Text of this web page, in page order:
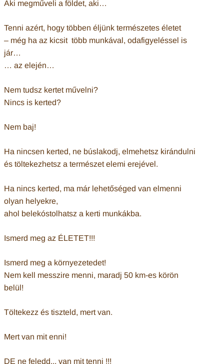
Aki megműveli a földet, aki…
Tenni azért, hogy többen éljünk természetes életet
– még ha az kicsit több munkával, odafigyeléssel is
jár…
… az elején…
Nem tudsz kertet művelni?
Nincs is kerted?
Nem baj!
Ha nincsen kerted, ne búslakodj, elmehetsz kirándulni
és töltekezhetsz a természet elemi erejével.
Ha nincs kerted, ma már lehetőséged van elmenni
olyan helyekre,
ahol belekóstolhatsz a kerti munkákba.
Ismerd meg az ÉLETET!!!
Ismerd meg a környezetedet!
Nem kell messzire menni, maradj 50 km-es körön
belül!
Töltekezz és tiszteld, mert van.
Mert van mit enni!
DE ne feledd,,. van mit tenni !!!